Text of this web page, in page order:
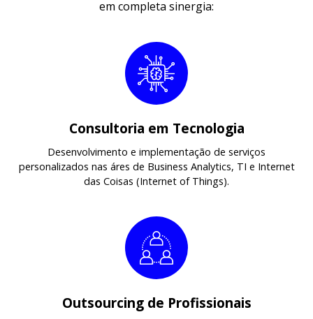
em completa sinergia:
Consultoria em Tecnologia
Desenvolvimento e implementação de serviços
personalizados nas áres de Business Analytics, TI e Internet
das Coisas (Internet of Things).
Outsourcing de Profissionais